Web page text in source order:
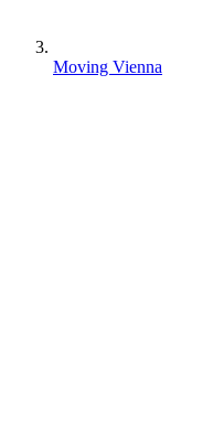
Moving Vienna